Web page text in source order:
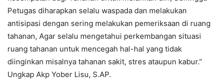
Petugas diharapkan selalu waspada dan melakukan
antisipasi dengan sering melakukan pemeriksaan di ruang
tahanan, Agar selalu mengetahui perkembangan situasi
ruang tahanan untuk mencegah hal-hal yang tidak
diinginkan misalnya tahanan sakit, stres ataupun kabur.”
Ungkap Akp Yober Lisu, S.AP.